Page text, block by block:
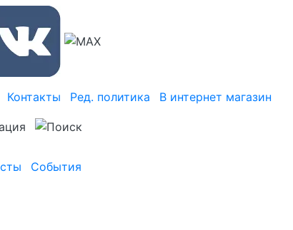
Контакты Ред. политика В интернет магазин
События